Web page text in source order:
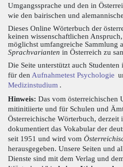
Umgangssprache und den in
wie den bairischen und
Dieses Online Wörterbuch der
keinen wissenschaftlichen
möglichst umfangreiche Sammlung
Sprachvarianten in Österreich zu
Die Seite unterstützt auch Studenten
für den Aufnahmetest Psychologie
Medizinstudium .
Hinweis: Das vom österreichischen
mitinitiierte und für Schulen und
Österreichische Wörterbuch, derzeit
dokumentiert das Vokabular der
seit 1951 und wird vom
herausgegeben. Unsere Seiten und
Dienste sind mit dem Verlag und